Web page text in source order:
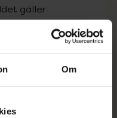
Om
gäller
kr
kr